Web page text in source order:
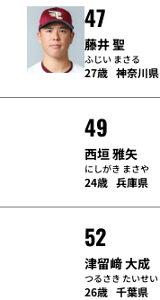
47
藤井 聖
ふじい まさる
27歳 神奈川県
49
西垣 雅矢
にしがき まさや
24歳 兵庫県
52
津留﨑 大成
つるさき たいせい
26歳 千葉県